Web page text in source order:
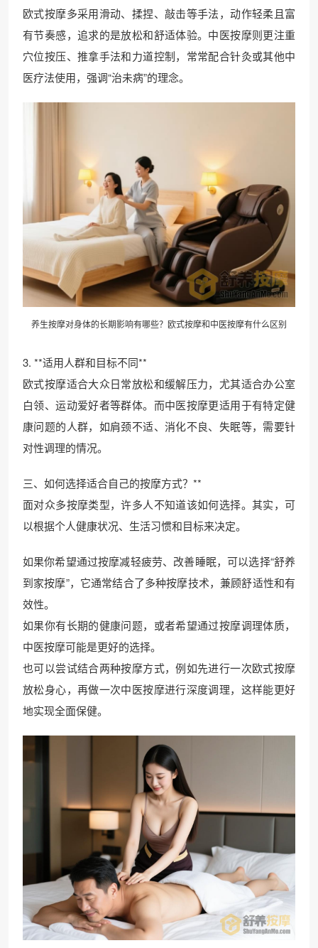
欧式按摩多采用滑动、揉捏、敲击等手法，动作轻柔且富
有节奏感，追求的是放松和舒适体验。中医按摩则更注重
穴位按压、推拿手法和力道控制，常常配合针灸或其他中
医疗法使用，强调“治未病”的理念。
养生按摩对身体的长期影响有哪些？欧式按摩和中医按摩有什么区别
3. **适用人群和目标不同**
欧式按摩适合大众日常放松和缓解压力，尤其适合办公室
白领、运动爱好者等群体。而中医按摩更适用于有特定健
康问题的人群，如肩颈不适、消化不良、失眠等，需要针
对性调理的情况。
三、如何选择适合自己的按摩方式？**
面对众多按摩类型，许多人不知道该如何选择。其实，可
以根据个人健康状况、生活习惯和目标来决定。
如果你希望通过按摩减轻疲劳、改善睡眠，可以选择“舒养
到家按摩”，它通常结合了多种按摩技术，兼顾舒适性和有
效性。
如果你有长期的健康问题，或者希望通过按摩调理体质，
中医按摩可能是更好的选择。
也可以尝试结合两种按摩方式，例如先进行一次欧式按摩
放松身心，再做一次中医按摩进行深度调理，这样能更好
地实现全面保健。